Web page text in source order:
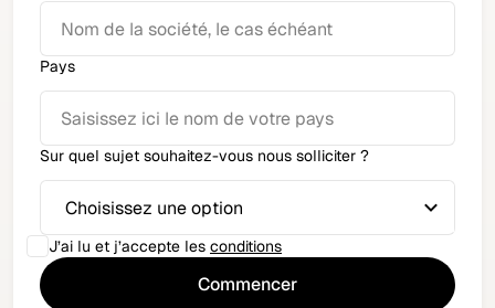
Pays
Sur quel sujet souhaitez-vous nous solliciter ?
J’ai lu et j’accepte les conditions